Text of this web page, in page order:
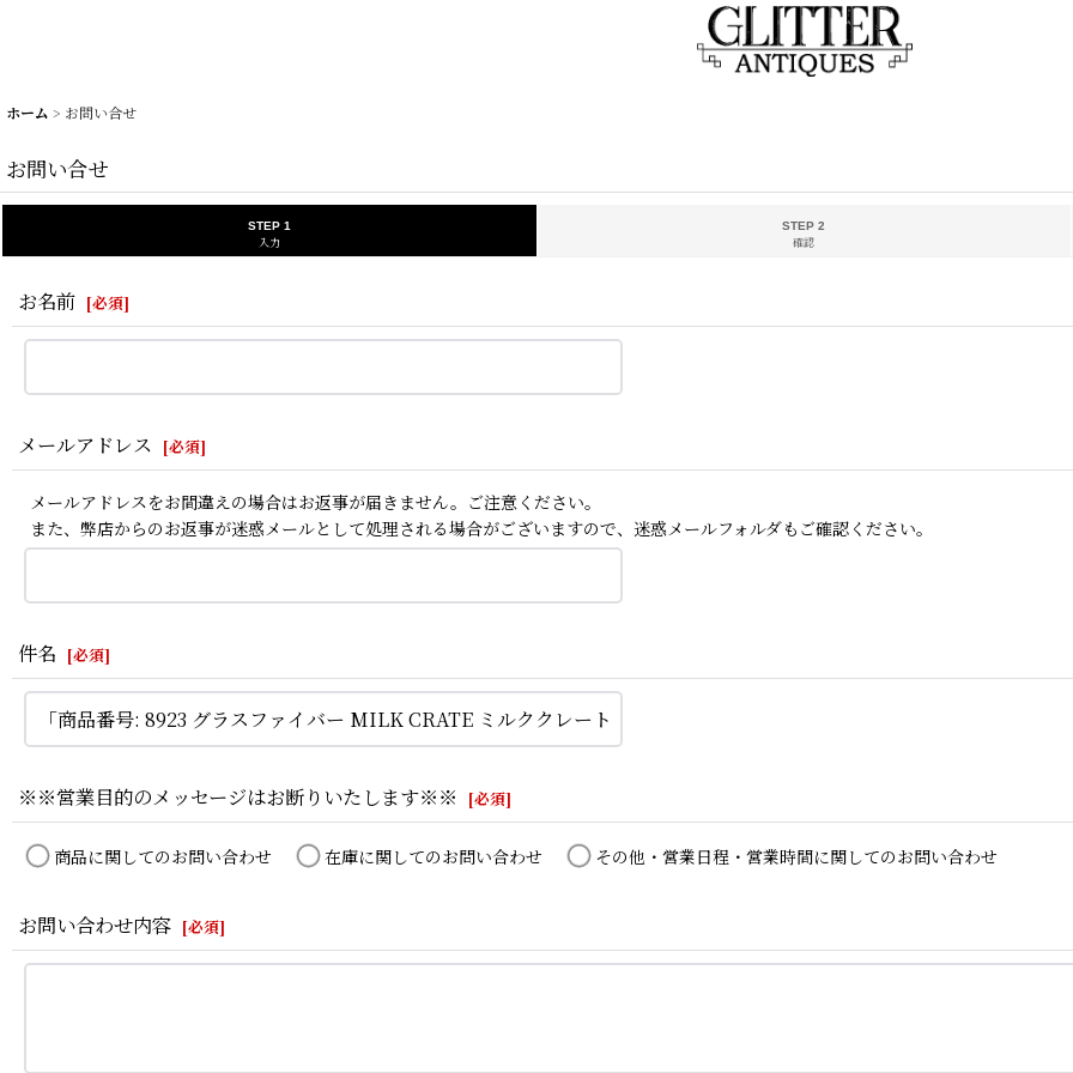
ホーム > お問い合せ
お問い合せ
STEP 1
入力
STEP 2
確認
お名前 [必須]
メールアドレス [必須]
メールアドレスをお間違えの場合はお返事が届きません。ご注意ください。
また、弊店からのお返事が迷惑メールとして処理される場合がございますので、迷惑メールフォルダもご確認ください。
件名 [必須]
※※営業目的のメッセージはお断りいたします※※ [必須]
商品に関してのお問い合わせ 在庫に関してのお問い合わせ その他・営業日程・営業時間に関してのお問い合わせ
お問い合わせ内容 [必須]